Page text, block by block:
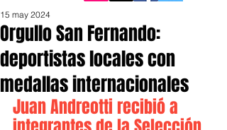
Orgullo San Fernando:
deportistas locales con
medallas internacionales
15 may 2024
Juan Andreotti recibió a